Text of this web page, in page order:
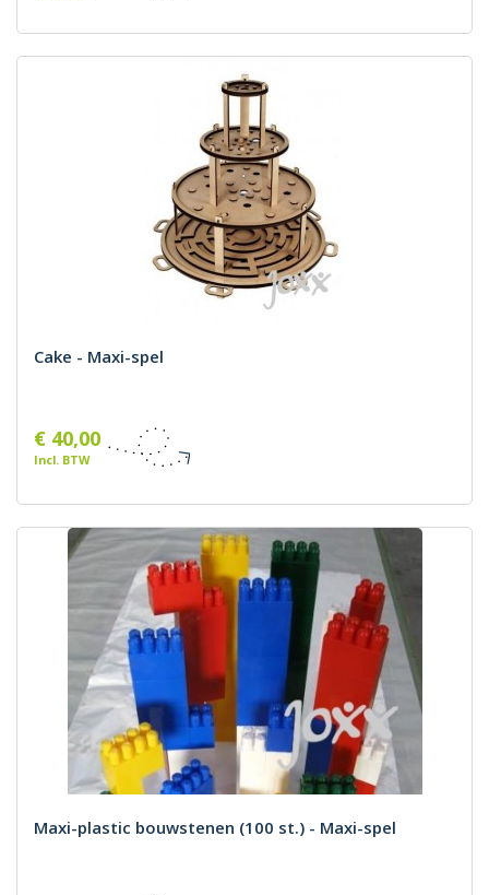
Cake - Maxi-spel
€ 40,00
Incl. BTW
Maxi-plastic bouwstenen (100 st.) - Maxi-spel